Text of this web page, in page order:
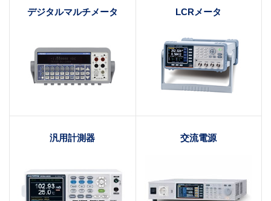
デジタルマルチメータ LCRメータ
汎用計測器 交流電源